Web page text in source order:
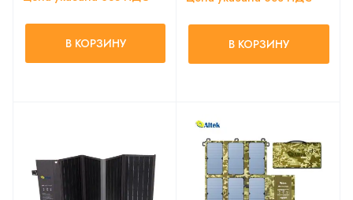
В КОРЗИНУ В КОРЗИНУ